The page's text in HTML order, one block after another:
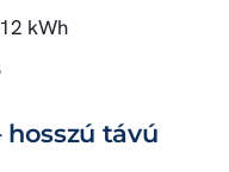
kWh
hosszú távú